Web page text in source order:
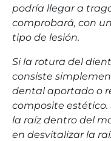
podría llegar a
comprobará, con
tipo de lesión.
Si la rotura del
consiste
dental aportado o
composite
la raíz dentro del
en desvitalizar la